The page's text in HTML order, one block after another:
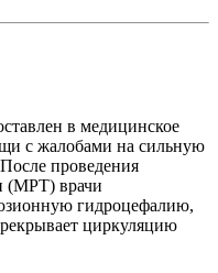
в медицинское
с жалобами на сильную
проведения
(МРТ) врачи
гидроцефалию,
циркуляцию